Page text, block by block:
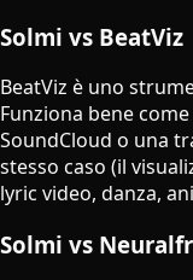
Solmi vs BeatViz
BeatViz è uno
Funziona bene
SoundCloud o una
stesso caso (il
lyric video, danza,
Solmi vs